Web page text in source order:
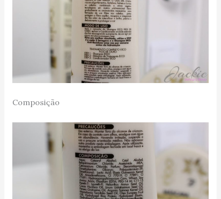
Composição